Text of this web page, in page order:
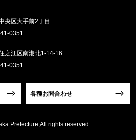
央区大手前2丁目
0351
之江区南港北1-14-16
0351
各種お問合わせ
Prefecture,All rights reserved.